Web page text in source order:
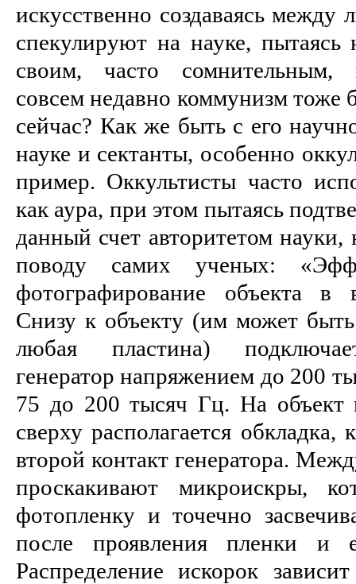
искусственно создаваясь
спекулируют на науке,
своим, часто сомнительным,
совсем недавно коммунизм тоже
сейчас? Как же быть с его
науке и сектанты, особенно
пример. Оккультисты часто
как аура, при этом пытаясь
данный счет авторитетом
поводу самих ученых:
фотографирование объекта в
Снизу к объекту (им может быть
любая пластина)
генератор напряжением до 200
75 до 200 тысяч Гц. На объект
сверху располагается
второй контакт генератора.
проскакивают микроискры,
фотопленку и точечно
после проявления пленки и
Распределение искорок